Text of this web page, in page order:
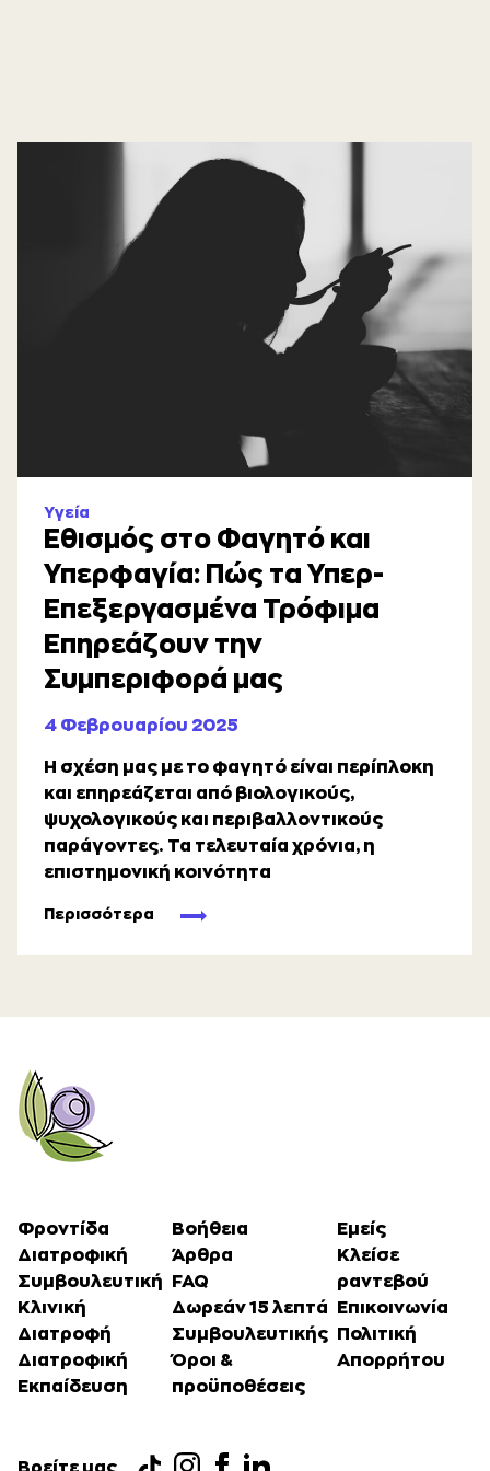
Υγεία
Εθισμός στο Φαγητό και
Υπερφαγία: Πώς τα Υπερ-
Επεξεργασμένα Τρόφιμα
Επηρεάζουν την
Συμπεριφορά μας
4 Φεβρουαρίου 2025
Η σχέση μας με το φαγητό είναι περίπλοκη
και επηρεάζεται από βιολογικούς,
ψυχολογικούς και περιβαλλοντικούς
παράγοντες. Τα τελευταία χρόνια, η
επιστημονική κοινότητα
Περισσότερα
Φροντίδα
Διατροφική
Συμβουλευτική
Κλινική
Διατροφή
Διατροφική
Εκπαίδευση
Βοήθεια
Άρθρα
FAQ
Δωρεάν 15 λεπτά
Συμβουλευτικής
Όροι &
προϋποθέσεις
Εμείς
Κλείσε
ραντεβού
Επικοινωνία
Πολιτική
Απορρήτου
Βρείτε μας